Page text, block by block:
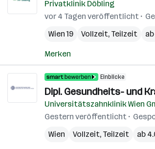
Privatklinik Döbling
vor 4 Tagen veröffentlicht
Wien 19
Vollzeit, Teilzeit
Merken
Einblicke
Dipl. Gesundheits- und
Universitätszahnklinik Wien
Gestern veröffentlicht
Wien
Vollzeit, Teilzeit ab